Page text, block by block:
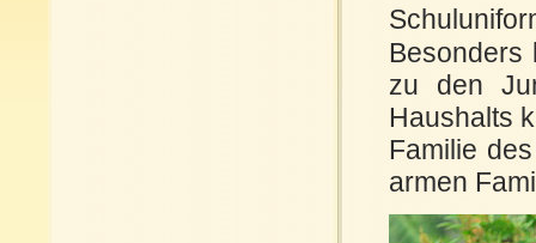
Besonders
zu den
Haushalts
Familie
armen